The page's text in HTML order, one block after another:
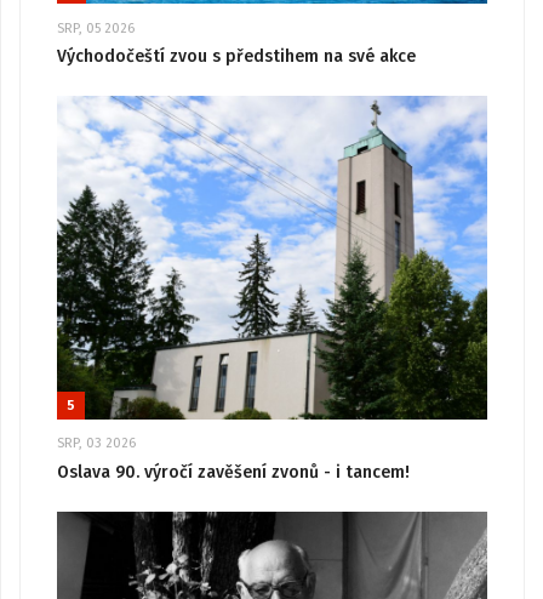
SRP, 05 2026
Východočeští zvou s předstihem na své akce
5
SRP, 03 2026
Oslava 90. výročí zavěšení zvonů - i tancem!